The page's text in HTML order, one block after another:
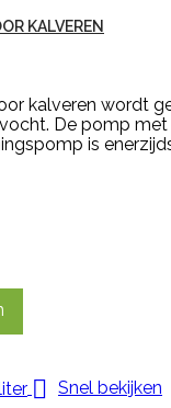
KALVEREN
kalveren wordt
De pomp
is
 Snel bekijken